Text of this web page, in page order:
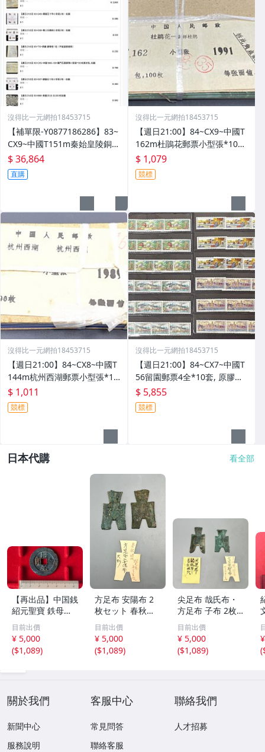
沒得比一元網拍18453715
【補單限-Y0877186286】83~
CX9~中國T151m秦始皇陵銅車
馬郵票小型張*等如圖
$ 36,864
直購
沒得比一元網拍18453715
【週日21:00】84~CX9~中國T
162m杜鵑花郵票小型張*100
枚原封, 原外包塑膠袋已更換,
如圖
$ 1,079
競標
沒得比一元網拍18453715
【週日21:00】84~CX8~中國T
144m杭州西湖郵票小型張*10
0枚原封, 原外包塑膠袋已更換,
如圖
$ 1,011
競標
沒得比一元網拍18453715
【週日21:00】84~CX7~中國T
56留園郵票4全*10套, 原膠如
圖
$ 5,855
競標
日本代購 看全部
【再出品】中国銭
紹元聖寶 鉄母
銭？
目前出價
¥ 5,000
($1,089)
方足布 安陽布 2
枚セット 春秋戦
国時代 中国古代
銭貨 布貨 布幣 銅
銭 古銭 コレクシ
ョン 貨幣
目前出價
¥ 5,000
($1,089)
尖足布 哉氏布・
方足布 子布 2枚
セット 中国戦国
古銭 布幣 古銭 貨
布 貨幣
目前出價
¥ 5,000
($1,089)
(
關於我們
新聞中心
服務說明
客服中心
常見問答
聯絡客服
聯絡我們
人才招募